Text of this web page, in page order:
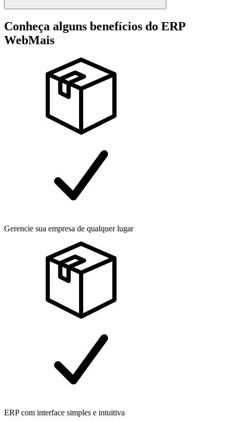
Conheça alguns benefícios do ERP
WebMais
Gerencie sua empresa de qualquer lugar
ERP com interface simples e intuitiva